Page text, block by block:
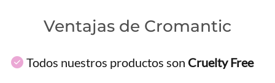
Ventajas de Cromantic
Todos nuestros productos son Cruelty Free